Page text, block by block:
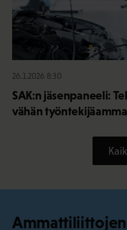
26.1.2026 8:30
SAK:n jäsenpaneeli:
vähän